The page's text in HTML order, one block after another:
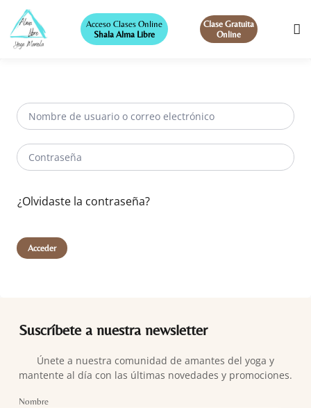
Acceso Clases Online
Shala Alma Libre
Clase Gratuita
Online
¿Olvidaste la contraseña?
Acceder
Suscríbete a nuestra newsletter
Únete a nuestra comunidad de amantes del yoga y
mantente al día con las últimas novedades y promociones.
Nombre